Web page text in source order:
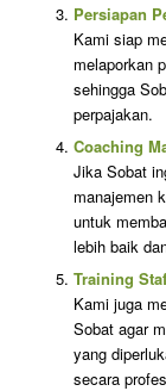
Persiapan
Kami siap
melaporkan
sehingga
perpajakan.
Coaching
Jika Sobat
manajemen
untuk
lebih baik
Training
Kami juga
Sobat agar
yang
secara